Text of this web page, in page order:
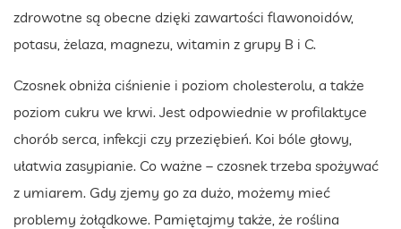
zdrowotne są obecne dzięki zawartości flawonoidów,
potasu, żelaza, magnezu, witamin z grupy B i C.
Czosnek obniża ciśnienie i poziom cholesterolu, a także
poziom cukru we krwi. Jest odpowiednie w profilaktyce
chorób serca, infekcji czy przeziębień. Koi bóle głowy,
ułatwia zasypianie. Co ważne – czosnek trzeba spożywać
z umiarem. Gdy zjemy go za dużo, możemy mieć
problemy żołądkowe. Pamiętajmy także, że roślina